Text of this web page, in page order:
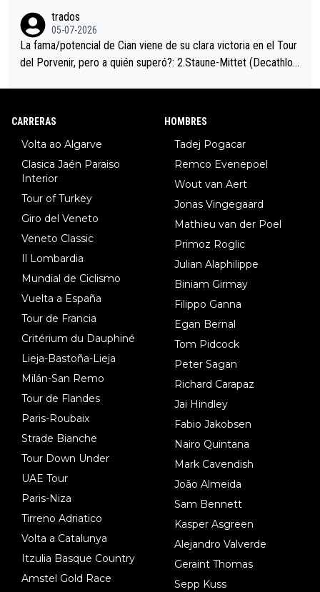
trados
05-07-2026
La fama/potencial de Cian viene de su clara victoria en el Tour
del Porvenir, pero a quién superó?: 2.Staune-Mittet (Decathlon,
8.Lenny Martinez (Bahrein), 9. Van Belle (Visma), 10. Vacek (Li
CARRERAS
Volta ao Algarve
Clasica Jaén Paraiso
Interior
Tour of Turkey
Giro del Veneto
Veneto Classic
Il Lombardia
Mundial de Ciclismo
Vuelta a España
Tour de Francia
Critérium du Dauphiné
Lieja-Bastoña-Lieja
Milán-San Remo
Tour de Flandes
Paris-Roubaix
Strade Bianche
Tour Down Under
UAE Tour
Paris-Niza
Tirreno Adriatico
Volta a Catalunya
Itzulia Basque Country
Amstel Gold Race
HOMBRES
Tadej Pogacar
Remco Evenepoel
Wout van Aert
Jonas Vingegaard
Mathieu van der Poel
Primoz Roglic
Julian Alaphilippe
Biniam Girmay
Filippo Ganna
Egan Bernal
Tom Pidcock
Peter Sagan
Richard Carapaz
Jai Hindley
Fabio Jakobsen
Nairo Quintana
Mark Cavendish
João Almeida
Sam Bennett
Kasper Asgreen
Alejandro Valverde
Geraint Thomas
Sepp Kuss